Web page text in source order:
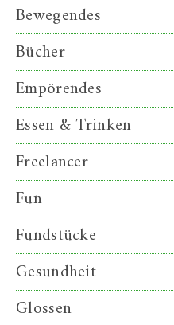
Bewegendes
Bücher
Empörendes
Essen & Trinken
Freelancer
Fun
Fundstücke
Gesundheit
Glossen